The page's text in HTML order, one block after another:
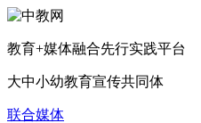
教育+媒体融合先行实践平台
大中小幼教育宣传共同体
联合媒体